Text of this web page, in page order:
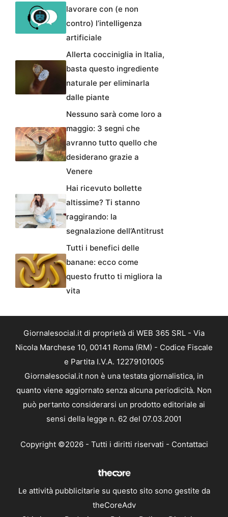
lavorare con (e non
contro) l’intelligenza
artificiale
Allerta cocciniglia in Italia,
basta questo ingrediente
naturale per eliminarla
dalle piante
Nessuno sarà come loro a
maggio: 3 segni che
avranno tutto quello che
desiderano grazie a
Venere
Hai ricevuto bollette
altissime? Ti stanno
raggirando: la
segnalazione dell’Antitrust
Tutti i benefici delle
banane: ecco come
questo frutto ti migliora la
vita
Giornalesocial.it di proprietà di WEB 365 SRL - Via
Nicola Marchese 10, 00141 Roma (RM) - Codice Fiscale
e Partita I.V.A. 12279101005
Giornalesocial.it non è una testata giornalistica, in
quanto viene aggiornato senza alcuna periodicità. Non
può pertanto considerarsi un prodotto editoriale ai
sensi della legge n. 62 del 07.03.2001
Copyright ©2026 - Tutti i diritti riservati - Contattaci
Le attività pubblicitarie su questo sito sono gestite da
theCoreAdv